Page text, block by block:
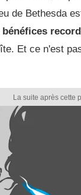
de Bethesda
bénéfices
Et ce n'est